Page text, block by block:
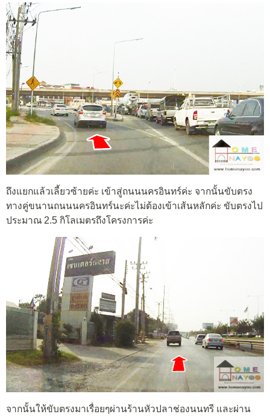
ถึงแยกแล้วเลี้ยวซ้ายค่ะ เข้าสู่ถนนนครอินทร์ค่ะ จากนั้นขับตรง
ทางคู่ขนานถนนนครอินทร์นะค่ะไม่ต้องเข้าเส้นหลักค่ะ ขับตรงไป
ประมาณ 2.5 กิโลเมตรถึงโครงการค่ะ
จากนั้นให้ขับตรงมาเรื่อยๆผ่านร้านหัวปลาช่องนนทรี และผ่าน